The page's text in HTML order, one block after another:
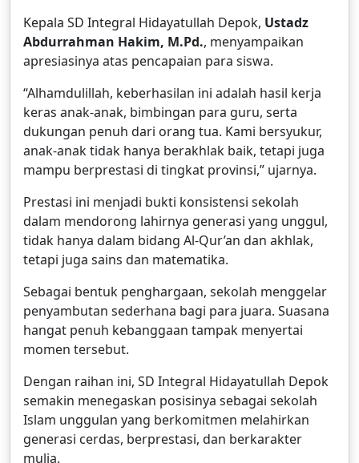
Kepala SD Integral Hidayatullah Depok, Ustadz
Abdurrahman Hakim, M.Pd., menyampaikan
apresiasinya atas pencapaian para siswa.
“Alhamdulillah, keberhasilan ini adalah hasil kerja
keras anak-anak, bimbingan para guru, serta
dukungan penuh dari orang tua. Kami bersyukur,
anak-anak tidak hanya berakhlak baik, tetapi juga
mampu berprestasi di tingkat provinsi,” ujarnya.
Prestasi ini menjadi bukti konsistensi sekolah
dalam mendorong lahirnya generasi yang unggul,
tidak hanya dalam bidang Al-Qur’an dan akhlak,
tetapi juga sains dan matematika.
Sebagai bentuk penghargaan, sekolah menggelar
penyambutan sederhana bagi para juara. Suasana
hangat penuh kebanggaan tampak menyertai
momen tersebut.
Dengan raihan ini, SD Integral Hidayatullah Depok
semakin menegaskan posisinya sebagai sekolah
Islam unggulan yang berkomitmen melahirkan
generasi cerdas, berprestasi, dan berkarakter
mulia.